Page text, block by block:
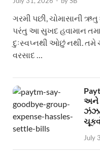
ગરમી પછી, ચોમાસાની
પરંતુ આ સુખદ હવામાન
દુઃસ્વપ્નથી ઓછું નથી. તમે
વરસાદ …
અને
ઝંઝટ
July